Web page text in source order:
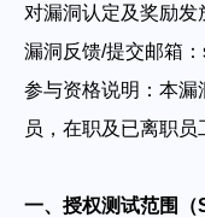
批量环境
团队协作
网络爬虫
流量套利
合作伙伴
帮助中心
注册
对漏洞认定及奖励发
漏洞反馈/提交邮箱：
参与资格说明：本漏
员，在职及已离职员
一、授权测试范围